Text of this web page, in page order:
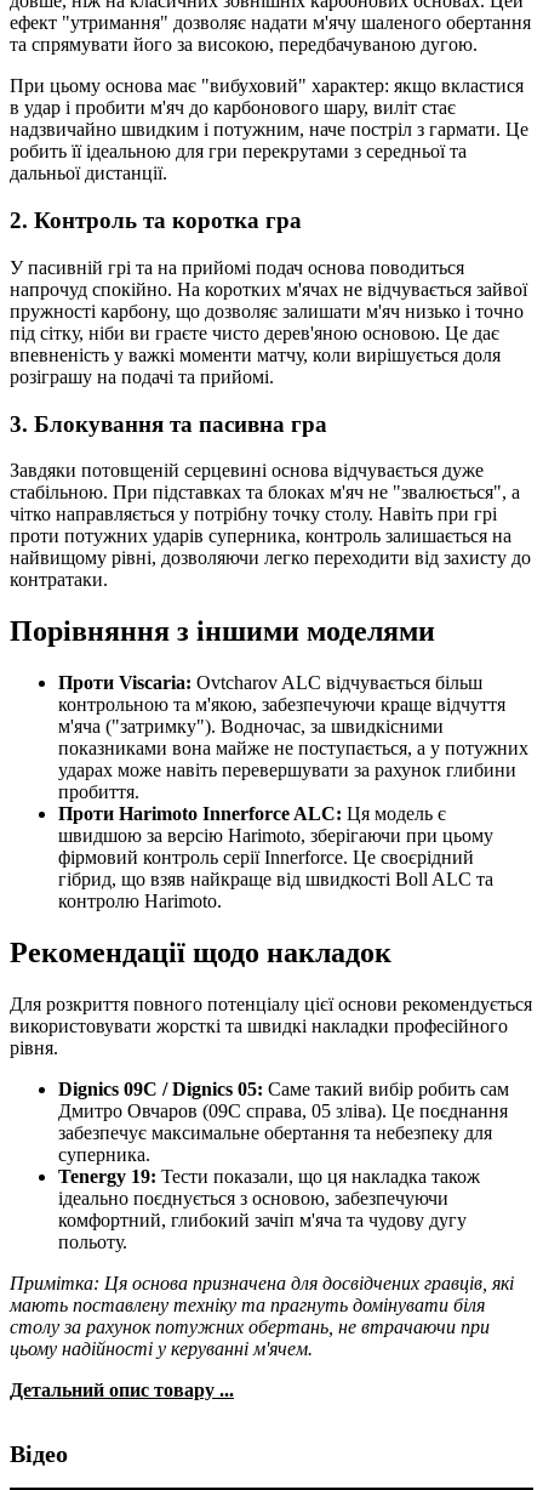
ефект "утримання" дозволяє надати м'ячу шаленого обертання
та спрямувати його за високою, передбачуваною дугою.
При цьому основа має "вибуховий" характер: якщо вкластися
в удар і пробити м'яч до карбонового шару, виліт стає
надзвичайно швидким і потужним, наче постріл з гармати. Це
робить її ідеальною для гри перекрутами з середньої та
дальньої дистанції.
2. Контроль та коротка гра
У пасивній грі та на прийомі подач основа поводиться
напрочуд спокійно. На коротких м'ячах не відчувається зайвої
пружності карбону, що дозволяє залишати м'яч низько і точно
під сітку, ніби ви граєте чисто дерев'яною основою. Це дає
впевненість у важкі моменти матчу, коли вирішується доля
розіграшу на подачі та прийомі.
3. Блокування та пасивна гра
Завдяки потовщеній серцевині основа відчувається дуже
стабільною. При підставках та блоках м'яч не "звалюється", а
чітко направляється у потрібну точку столу. Навіть при грі
проти потужних ударів суперника, контроль залишається на
найвищому рівні, дозволяючи легко переходити від захисту до
контратаки.
Порівняння з іншими моделями
Проти Viscaria: Ovtcharov ALC відчувається більш
контрольною та м'якою, забезпечуючи краще відчуття
м'яча ("затримку"). Водночас, за швидкісними
показниками вона майже не поступається, а у потужних
ударах може навіть перевершувати за рахунок глибини
пробиття.
Проти Harimoto Innerforce ALC: Ця модель є
швидшою за версію Harimoto, зберігаючи при цьому
фірмовий контроль серії Innerforce. Це своєрідний
гібрид, що взяв найкраще від швидкості Boll ALC та
контролю Harimoto.
Рекомендації щодо накладок
Для розкриття повного потенціалу цієї основи рекомендується
використовувати жорсткі та швидкі накладки професійного
рівня.
Dignics 09C / Dignics 05: Саме такий вибір робить сам
Дмитро Овчаров (09C справа, 05 зліва). Це поєднання
забезпечує максимальне обертання та небезпеку для
суперника.
Tenergy 19: Тести показали, що ця накладка також
ідеально поєднується з основою, забезпечуючи
комфортний, глибокий зачіп м'яча та чудову дугу
польоту.
Примітка: Ця основа призначена для досвідчених гравців, які
мають поставлену техніку та прагнуть домінувати біля
столу за рахунок потужних обертань, не втрачаючи при
цьому надійності у керуванні м'ячем.
Детальний опис товару ...
Відео